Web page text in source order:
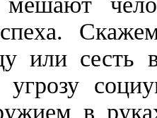
или сесть
в